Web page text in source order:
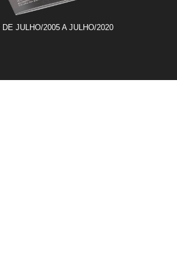
DE JULHO/2005 A JULHO/2020